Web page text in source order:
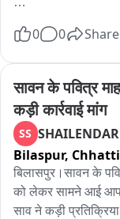
निशाना साधा। उन्होंने
आदित्य साहू ने सवाल
कार्यकर्ताओं से वार्ता
गई?
उन्होंने आरोप लगाया
कर रही है। उन्होंने
हैं और इस तरह की
0 0 Share
सावन के पवित्र
कड़ी कार्रवाई मांग
SS
Bilaspur,
बिलासपुर।सावन के
को लेकर सामने आई
साव ने कड़ी